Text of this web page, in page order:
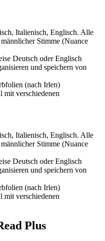
Italienisch, Englisch. Alle
Stimme (Nuance
Deutsch oder Englisch
und speichern von
(nach Irlen)
mit verschiedenen
Italienisch, Englisch. Alle
Stimme (Nuance
Deutsch oder Englisch
und speichern von
(nach Irlen)
mit verschiedenen
Plus